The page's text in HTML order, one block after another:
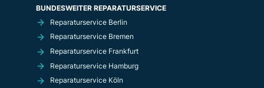
BUNDESWEITER REPARATURSERVICE
Reparaturservice Berlin
Reparaturservice Bremen
Reparaturservice Frankfurt
Reparaturservice Hamburg
Reparaturservice Köln